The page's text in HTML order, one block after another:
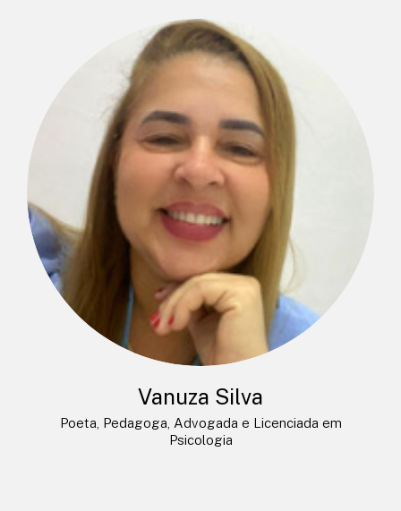
Vanuza Silva
Poeta, Pedagoga, Advogada e Licenciada em
Psicologia